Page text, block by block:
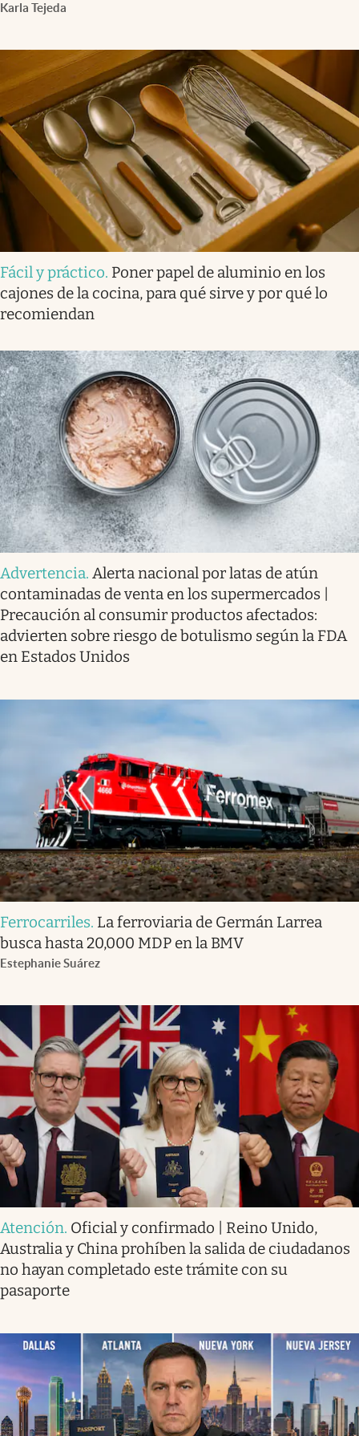
Karla Tejeda
Fácil y práctico. Poner papel de aluminio en los
cajones de la cocina, para qué sirve y por qué lo
recomiendan
Advertencia. Alerta nacional por latas de atún
contaminadas de venta en los supermercados |
Precaución al consumir productos afectados:
advierten sobre riesgo de botulismo según la FDA
en Estados Unidos
Ferrocarriles. La ferroviaria de Germán Larrea
busca hasta 20,000 MDP en la BMV
Estephanie Suárez
Atención. Oficial y confirmado | Reino Unido,
Australia y China prohíben la salida de ciudadanos
no hayan completado este trámite con su
pasaporte